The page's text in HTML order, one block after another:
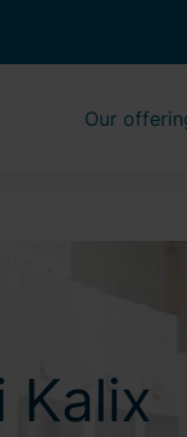
Our
Kalix